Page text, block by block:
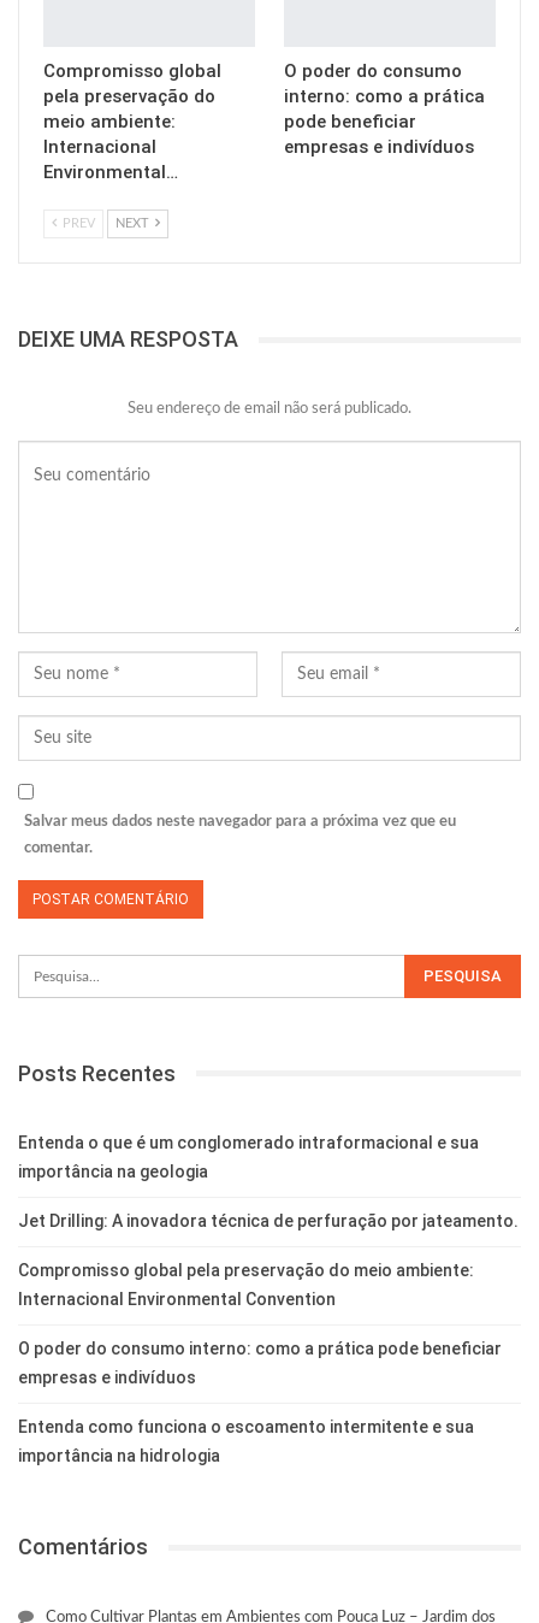
Compromisso global
pela preservação do
meio ambiente:
Internacional
Environmental…
O poder do consumo
interno: como a prática
pode beneficiar
empresas e indivíduos
PREV NEXT
DEIXE UMA RESPOSTA
Seu endereço de email não será publicado.
Salvar meus dados neste navegador para a próxima vez que eu
comentar.
Posts Recentes
Entenda o que é um conglomerado intraformacional e sua
importância na geologia
Jet Drilling: A inovadora técnica de perfuração por jateamento.
Compromisso global pela preservação do meio ambiente:
Internacional Environmental Convention
O poder do consumo interno: como a prática pode beneficiar
empresas e indivíduos
Entenda como funciona o escoamento intermitente e sua
importância na hidrologia
Comentários
Como Cultivar Plantas em Ambientes com Pouca Luz – Jardim dos